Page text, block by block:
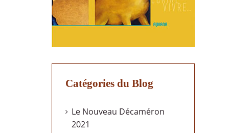
Catégories du Blog
Le Nouveau Décaméron
2021